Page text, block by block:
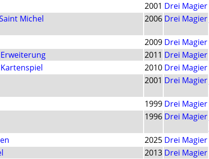
2001 Drei Magier
Michel
2006 Drei Magier
2009 Drei Magier
2011 Drei Magier
2010 Drei Magier
2001 Drei Magier
1999 Drei Magier
1996 Drei Magier
2025 Drei Magier
2013 Drei Magier